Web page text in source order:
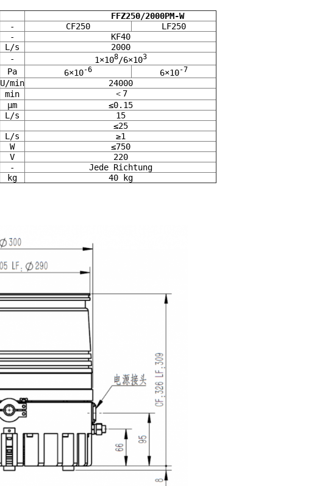
           FFZ250/2000PM-W
- CF250
LF250
-
KF40
L/s
2000
- 1×108/6×103
Pa 6×10-6 6×10-7
U/min
24000
min
＜7
μm
≤0.15
L/s
15
≤25
L/s
≥1
W
≤750
V
220
-
Jede Richtung
kg 40 kg